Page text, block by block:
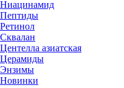
Ниацинамид
Пептиды
Ретинол
Сквалан
Центелла азиатская
Церамиды
Энзимы
Новинки